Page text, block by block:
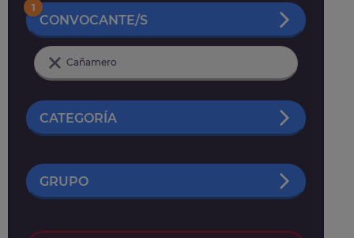
CONVOCANTE/S
1
Cañamero
CATEGORÍA
GRUPO